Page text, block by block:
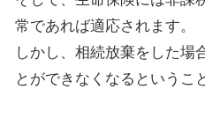
常であれば適応されます。
しかし、相続放棄をした場
とができなくなるというこ